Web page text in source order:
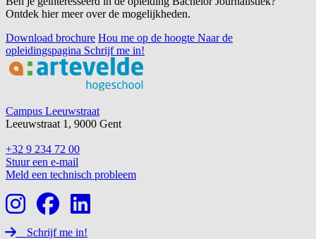
Ontdek hier meer over de mogelijkheden.
Download brochure Hou me op de hoogte Naar de
opleidingspagina Schrijf me in!
Footer
Campus Leeuwstraat
Leeuwstraat 1, 9000 Gent
+32 9 234 72 00
Stuur een e-mail
Meld een technisch probleem
Schrijf me in!